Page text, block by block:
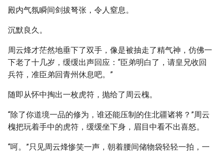
殿内气氛瞬间剑拔弩张，令人窒息。
沉默良久。
周云烽才茫然地垂下了双手，像是被抽走了精气神，仿佛一
下老了十几岁，缓缓出声回应：“臣弟明白了，请皇兄收回
兵符，准臣弟回青州休息吧。”
随即从怀中掏出一枚虎符，抛给了周云槐。
“除了你道境一品的修为，谁还能压制的住北疆诸将？”周云
槐把玩着手中的虎符，缓缓坐下身，眉目中看不出喜怒。
“呵。”只见周云烽惨笑一声，朝着腰间储物袋轻轻一拍，一